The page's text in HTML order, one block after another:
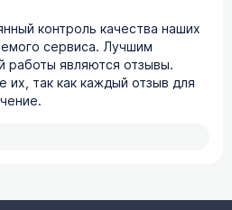
контроль качества наших
сервиса. Лучшим
являются отзывы.
их, так как каждый отзыв для